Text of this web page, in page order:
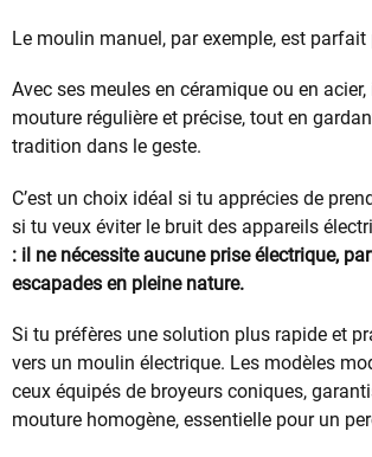
Le moulin manuel, par exemple, est parfait
Avec ses meules en céramique ou en
mouture régulière et précise, tout en
tradition dans le geste.
C’est un choix idéal si tu apprécies de
si tu veux éviter le bruit des appareils
: il ne nécessite aucune prise électrique,
escapades en pleine nature.
Si tu préfères une solution plus rapide et
vers un moulin électrique. Les modèles
ceux équipés de broyeurs coniques,
mouture homogène, essentielle pour un